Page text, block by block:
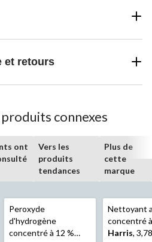
et retours
connexes
ont
Vers les
produits
tendances
Plus de
cette
marque
Peroxyde
d'hydrogène
concentré à 12 %
Nettoyant
concentré
Harris,